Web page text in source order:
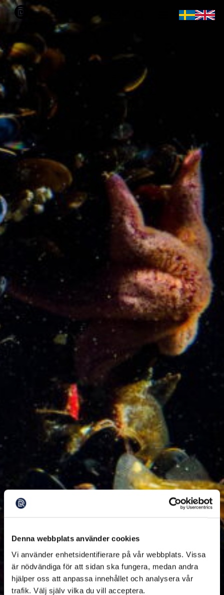
Denna webbplats använder cookies
Vi använder enhetsidentifierare på vår webbplats. Vissa
är nödvändiga för att sidan ska fungera, medan andra
hjälper oss att anpassa innehållet och analysera vår
trafik. Välj själv vilka du vill acceptera.